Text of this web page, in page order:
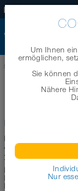
Startseite
Herausgeber
NORRES
Am Stadthafen 12-16
45881 Gelsenkirchen
Telefon +49 209 8
Fax +49 209 8 00
Fax -
E-Mail
Um Ihnen
ermöglichen,
Sie können
Nähere
Nur